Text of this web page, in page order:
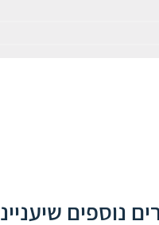
נוספים